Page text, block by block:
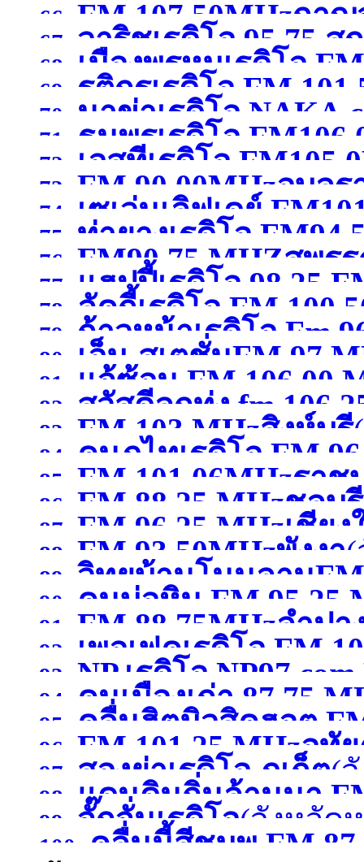
66. FM 107.50MHzกา
67. วาริชเรดิโอ 95.75 ส
68.
เมืองพรหมเรดิโอ
FM 107.50 MHz พิษณุ
69.
รติกรเรดิโอ FM
กาญจนบุรี )
70.
นาข่าเรดิโอ
102.50MHzมหาสารคา
71. ธนพรเรดิโอ
72. เอสทีเรดิโอ
73. FM 90.00MHzอุบล
74.
เซเว่นเลิฟเดย์
สุพรรณบุรี )
75. ท่ายางเรดิโอ
76. FM90.75 MHZสุพร
77. แฮปปี้เรดิโอ 98.25
78. ลัคกี้เรดิโอ FM
79.
ก้าวหน้าเรดิโอ Fm
เชียงใหม่ )
80.
เอ็ม-สเตชั่นFM 97
กาญจนบุรี )
81. แจ้ซ้อน FM 106.00
82. สวัสดีลูกทุ่ง fm
83. FM 103 MHzสิงห์บุรี
84.
คนภูไทเรดิโอ FM
สกลนคร )
85. FM 101.06MHzราช
86. FM 88.25 MHzชลบุรี
87. FM 96.25 MHzเชียง
88. FM 93.50MHzพังงา
89. วิทยุบ้านโนนลาน
ศรีสะเกษ )
90.
คนบ่อหิน FM 95.25
หนองคาย )
91. FM 88.75MHzลำปา
92.
เพอเฟคเรดิโอ FM
สระบุรี)
93. NP.เรดิโอ
)
94. คนเมืองเก่า 87.75
95.
คลื่นฮิตมิวสิคฮอต
อุดรธานี )
96. FM 101.25 MHzอุทั
97. สองย่าเรดิโอ ภูเก็ต(
98.
แดนดินถิ่นล้านนา
)
99. จั๊กจั่นเรดิโอ(จังหวัด
100.
คลื่นนี้สีชมพู FM